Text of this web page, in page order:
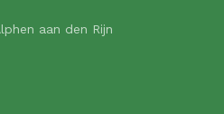
aan den Rijn